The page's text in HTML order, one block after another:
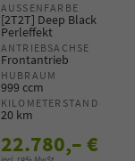
AUSSENFARBE
[2T2T] Deep Black
Perleffekt
ANTRIEBSACHSE
Frontantrieb
HUBRAUM
999 ccm
KILOMETERSTAND
20 km
22.780,– €